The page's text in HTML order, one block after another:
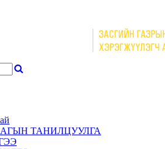
ТАНИЛЦУУЛГА